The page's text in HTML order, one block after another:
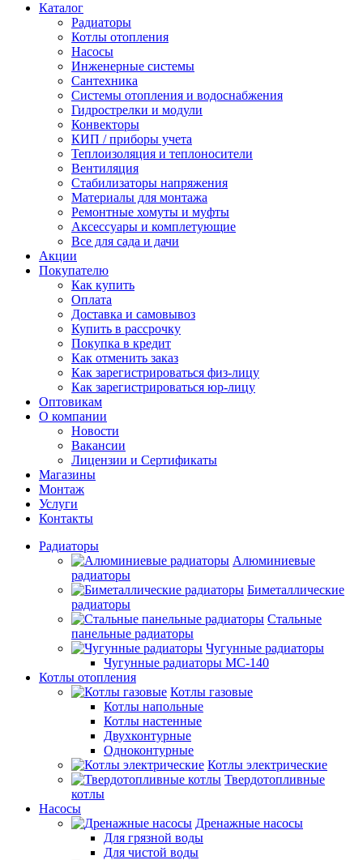
Каталог
Радиаторы
Котлы отопления
Насосы
Инженерные системы
Сантехника
Системы отопления и водоснабжения
Гидрострелки и модули
Конвекторы
КИП / приборы учета
Теплоизоляция и теплоносители
Вентиляция
Стабилизаторы напряжения
Материалы для монтажа
Ремонтные хомуты и муфты
Аксессуары и комплетующие
Все для сада и дачи
Акции
Покупателю
Как купить
Оплата
Доставка и самовывоз
Купить в рассрочку
Покупка в кредит
Как отменить заказ
Как зарегистрироваться физ-лицу
Как зарегистрироваться юр-лицу
Оптовикам
О компании
Новости
Вакансии
Лицензии и Сертификаты
Магазины
Монтаж
Услуги
Контакты
Радиаторы
Алюминиевые
радиаторы
Биметаллические
радиаторы
Стальные
панельные радиаторы
Чугунные радиаторы
Чугунные радиаторы МС-140
Котлы отопления
Котлы газовые
Котлы напольные
Котлы настенные
Двухконтурные
Одноконтурные
Котлы электрические
Твердотопливные
котлы
Насосы
Дренажные насосы
Для грязной воды
Для чистой воды